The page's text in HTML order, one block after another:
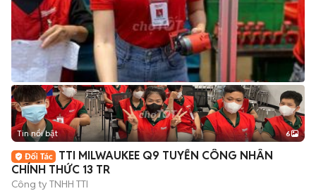
+2
Tin nổi bật 6
TTI MILWAUKEE Q9 TUYỂN CÔNG NHÂN
CHÍNH THỨC 13 TR
Công ty TNHH TTI